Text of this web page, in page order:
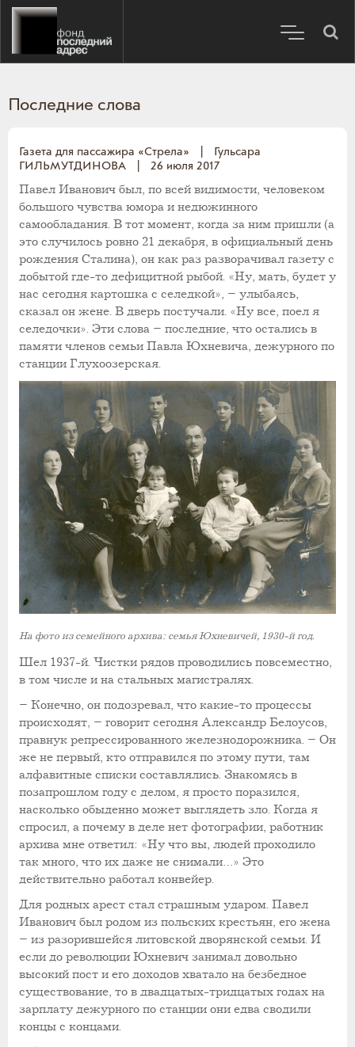
Последние слова
Газета для пассажира «Стрела»
Гульсара
ГИЛЬМУТДИНОВА
26 июля 2017
Павел Иванович был, по всей видимости, человеком
большого чувства юмора и недюжинного
самообладания. В тот момент, когда за ним пришли (а
это случилось ровно 21 декабря, в официальный день
рождения Сталина), он как раз разворачивал газету с
добытой где-то дефицитной рыбой. «Ну, мать, будет у
нас сегодня картошка с селедкой», – улыбаясь,
сказал он жене. В дверь постучали. «Ну все, поел я
селедочки». Эти слова – последние, что остались в
памяти членов семьи Павла Юхневича, дежурного по
станции Глухоозерская.
На фото из семейного архива: семья Юхневичей, 1930-й год.
Шел 1937-й. Чистки рядов проводились повсеместно,
в том числе и на стальных магистралях.
– Конечно, он подозревал, что какие-то процессы
происходят, – говорит сегодня Александр Белоусов,
правнук репрессированного железнодорожника. – Он
же не первый, кто отправился по этому пути, там
алфавитные списки составлялись. Знакомясь в
позапрошлом году с делом, я просто поразился,
насколько обыденно может выглядеть зло. Когда я
спросил, а почему в деле нет фотографии, работник
архива мне ответил: «Ну что вы, людей проходило
так много, что их даже не снимали…» Это
действительно работал конвейер.
Для родных арест стал страшным ударом. Павел
Иванович был родом из польских крестьян, его жена
– из разорившейся литовской дворянской семьи. И
если до революции Юхневич занимал довольно
высокий пост и его доходов хватало на безбедное
существование, то в двадцатых-тридцатых годах на
зарплату дежурного по станции они едва сводили
концы с концами.